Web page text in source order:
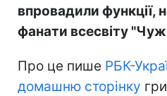
впровадили функції,
фанати всесвіту
Про це пише РБК-
домашню сторінку